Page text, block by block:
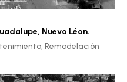
Nuevo Léon.
Remodelación